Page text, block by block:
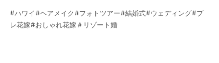
#ハワイ#ヘアメイク#フォトツアー#結婚式#ウェディング#プ
レ花嫁#おしゃれ花嫁＃リゾート婚